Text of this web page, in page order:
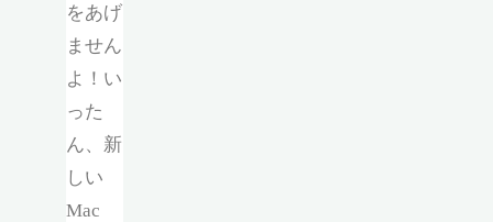
をあげ
ません
よ！い
った
ん、新
しい
Mac